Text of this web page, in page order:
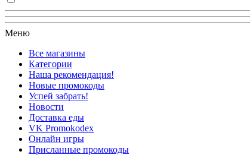
Меню
Все магазины
Категории
Наша рекомендация!
Новые промокоды
Успей забрать!
Новости
Доставка еды
VK Promokodex
Онлайн игры
Присланные промокоды